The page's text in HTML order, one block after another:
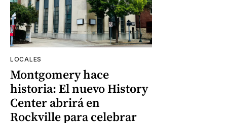
LOCALES
Montgomery hace
historia: El nuevo History
Center abrirá en
Rockville para celebrar